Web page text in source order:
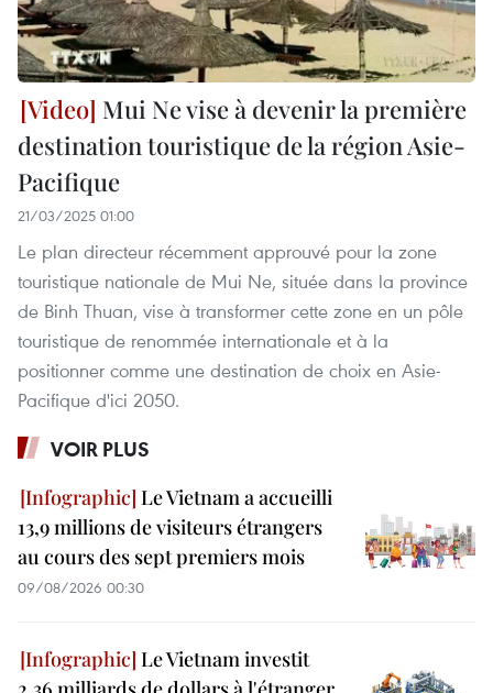
Mui Ne vise à devenir la première
destination touristique de la région Asie-
Pacifique
21/03/2025 01:00
Le plan directeur récemment approuvé pour la zone
touristique nationale de Mui Ne, située dans la province
de Binh Thuan, vise à transformer cette zone en un pôle
touristique de renommée internationale et à la
positionner comme une destination de choix en Asie-
Pacifique d'ici 2050.
VOIR PLUS
Le Vietnam a accueilli
13,9 millions de visiteurs étrangers
au cours des sept premiers mois
09/08/2026 00:30
Le Vietnam investit